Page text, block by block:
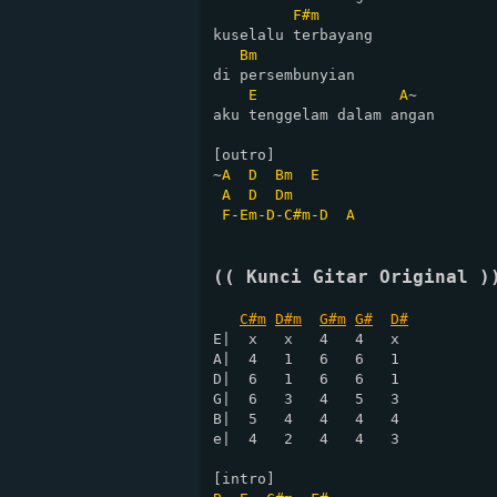
F#m
kuselalu terbayang
Bm
di persembunyian
E
A~
aku tenggelam dalam angan
[outro]
~A D Bm
E
A
D
Dm
F - Em-D -C#m-D A
(( Kunci Gitar Original
C#m D#m G#m G#
D#
E|  x   x   4   4   x
A|  4   1   6   6   1
D|  6   1   6   6   1
G|  6   3   4   5   3
B|  5   4   4   4   4
e|  4   2   4   4   3